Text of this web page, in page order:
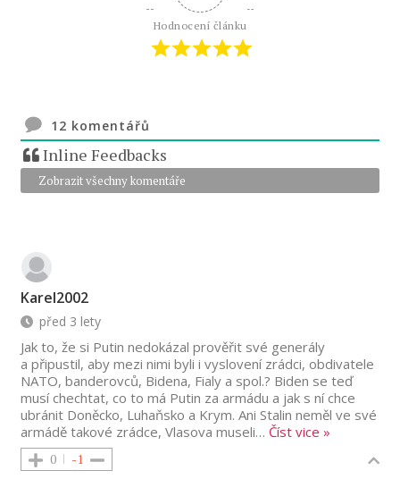
Hodnocení článku
12 komentářů
Inline Feedbacks
Zobrazit všechny komentáře
Karel2002
před 3 lety
Jak to, že si Putin nedokázal prověřit své generály
a připustil, aby mezi nimi byli i vyslovení zrádci, obdivatele
NATO, banderovců, Bidena, Fialy a spol.? Biden se teď
musí chechtat, co to má Putin za armádu a jak s ní chce
ubránit Doněcko, Luhaňsko a Krym. Ani Stalin neměl ve své
armádě takové zrádce, Vlasova museli… Číst vice »
0 -1